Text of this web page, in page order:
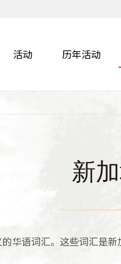
活动 历年活动
新
华语词汇。这些词汇是